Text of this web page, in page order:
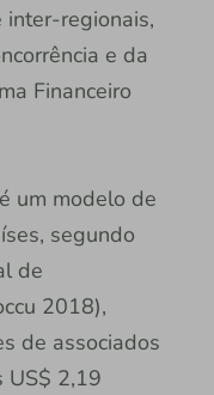
inter-regionais,
e da
Financeiro
um modelo de
segundo
de
2018),
de associados
US$ 2,19